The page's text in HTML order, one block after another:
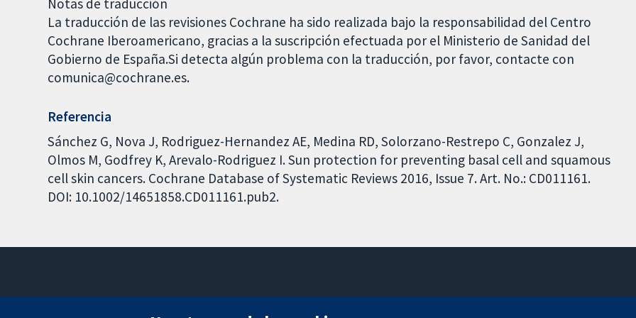
Notas de traducción
La traducción de las revisiones Cochrane ha sido realizada bajo la responsabilidad del Centro
Cochrane Iberoamericano, gracias a la suscripción efectuada por el Ministerio de Sanidad del
Gobierno de España.Si detecta algún problema con la traducción, por favor, contacte con
comunica@cochrane.es.
Referencia
Sánchez G, Nova J, Rodriguez-Hernandez AE, Medina RD, Solorzano-Restrepo C, Gonzalez J,
Olmos M, Godfrey K, Arevalo-Rodriguez I. Sun protection for preventing basal cell and squamous
cell skin cancers. Cochrane Database of Systematic Reviews 2016, Issue 7. Art. No.: CD011161.
DOI: 10.1002/14651858.CD011161.pub2.